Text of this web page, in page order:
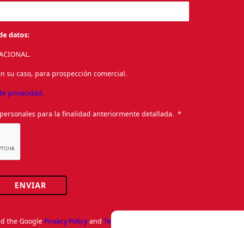
datos:
su caso, para prospección comercial.
privacidad.
para la finalidad anteriormente detallada.
ENVIAR
the Google Privacy Policy andTerms of Service